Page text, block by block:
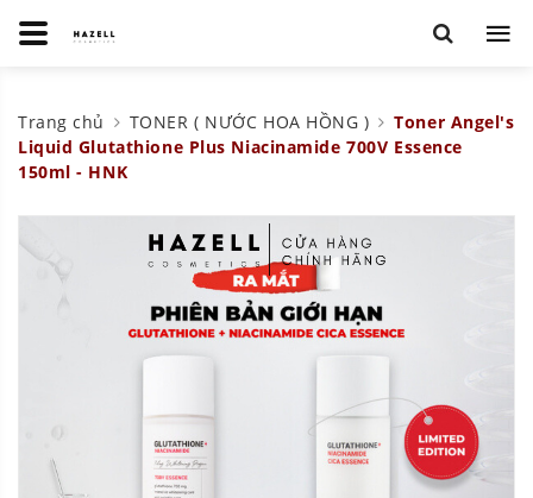
Trang chủ TONER ( NƯỚC HOA HỒNG )
Toner Angel's
Liquid Glutathione Plus Niacinamide 700V Essence
150ml - HNK